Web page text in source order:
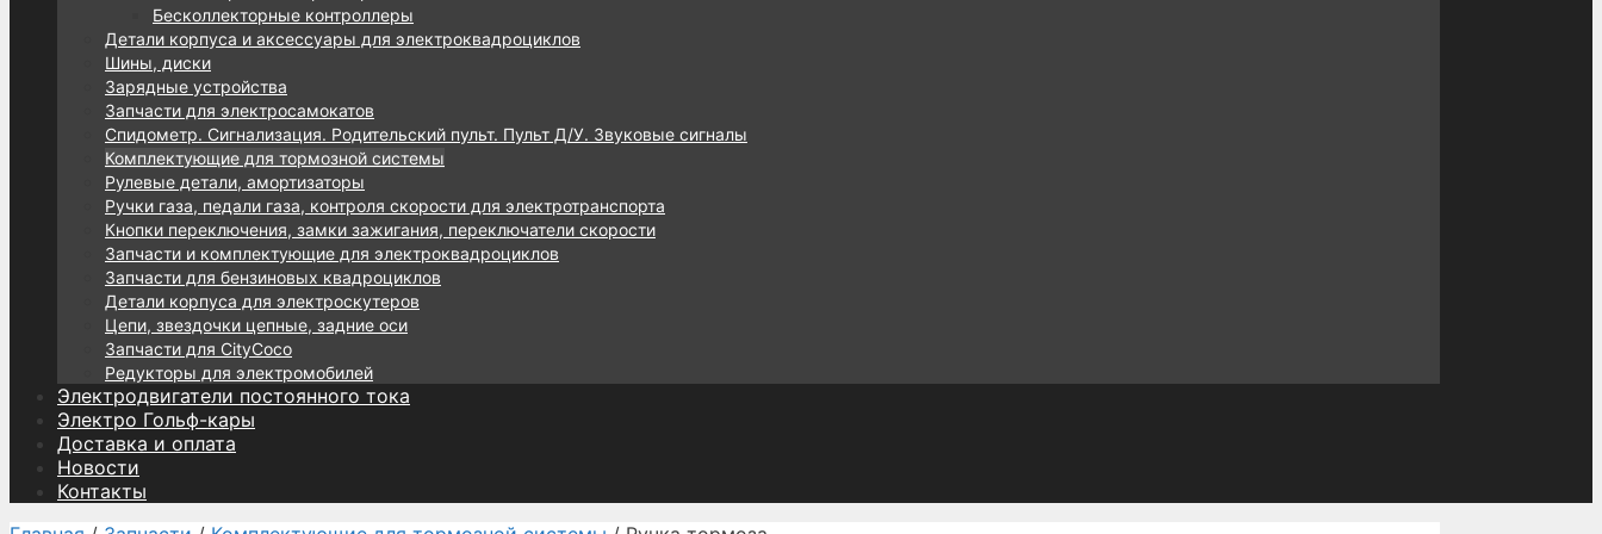
Бесколлекторные контроллеры
Детали корпуса и аксессуары для электроквадроциклов
Шины, диски
Зарядные устройства
Запчасти для электросамокатов
Спидометр. Сигнализация. Родительский пульт. Пульт Д/У. Звуковые сигналы
Комплектующие для тормозной системы
Рулевые детали, амортизаторы
Ручки газа, педали газа, контроля скорости для электротранспорта
Кнопки переключения, замки зажигания, переключатели скорости
Запчасти и комплектующие для электроквадроциклов
Запчасти для бензиновых квадроциклов
Детали корпуса для электроскутеров
Цепи, звездочки цепные, задние оси
Запчасти для CityCoco
Редукторы для электромобилей
Электродвигатели постоянного тока
Электро Гольф-кары
Доставка и оплата
Новости
Контакты